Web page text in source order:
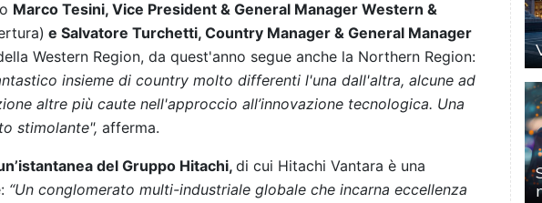
Marco Tesini, Vice President & General Manager Western &
e Salvatore Turchetti, Country Manager & General Manager
Western Region, da quest'anno segue anche la Northern Region:
insieme di country molto differenti l'una dall'altra, alcune ad
altre più caute nell'approccio all’innovazione tecnologica. Una
stimolante", afferma.
del Gruppo Hitachi, di cui Hitachi Vantara è una
“Un conglomerato multi-industriale globale che incarna eccellenza